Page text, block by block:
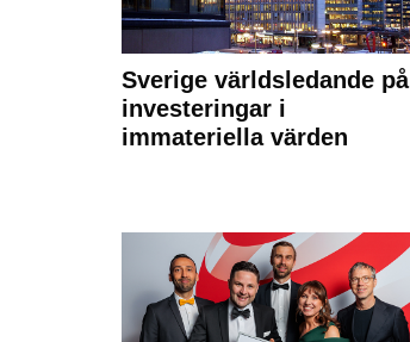
Sverige världsledande på
investeringar i
immateriella värden